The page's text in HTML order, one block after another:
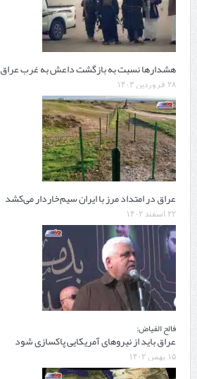
هشدارها نسبت به بازگشت داعش به غرب عراق
۲۸ فروردین ۱۴۰۳
عراق در امتداد مرز با ایران سیم‌خاردار می‌کشد
۲۲ اسفند ۱۴۰۲
فالح الفیاض:
عراق باید از نیروهای آمریکایی پاکسازی شود
۱۵ بهمن ۱۴۰۲